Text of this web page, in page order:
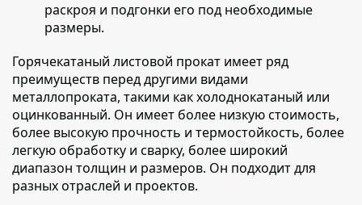
раскроя и подгонки его под необходимые
размеры.
Горячекатаный листовой прокат имеет ряд
преимуществ перед другими видами
металлопроката, такими как холоднокатаный или
оцинкованный. Он имеет более низкую стоимость,
более высокую прочность и термостойкость, более
легкую обработку и сварку, более широкий
диапазон толщин и размеров. Он подходит для
разных отраслей и проектов.